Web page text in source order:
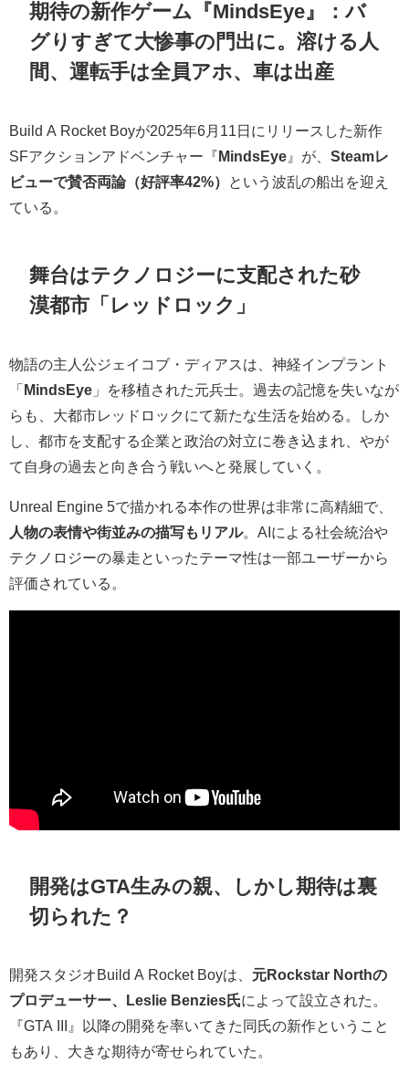
期待の新作ゲーム『MindsEye』：バ
グりすぎて大惨事の門出に。溶ける人
間、運転手は全員アホ、車は出産
Build A Rocket Boyが2025年6月11日にリリースした新作
SFアクションアドベンチャー『 MindsEye 』が、 Steamレ
ビューで賛否両論（好評率42%）
という波乱の船出を迎え
ている。
舞台はテクノロジーに支配された砂
漠都市「レッドロック」
物語の主人公ジェイコブ・ディアスは、神経インプラント
「 MindsEye 」を移植された元兵士。過去の記憶を失いなが
らも、大都市レッドロックにて新たな生活を始める。しか
し、都市を支配する企業と政治の対立に巻き込まれ、やが
て自身の過去と向き合う戦いへと発展していく。
Unreal Engine 5で描かれる本作の世界は非常に高精細で、
人物の表情や街並みの描写もリアル。AIによる社会統治や
テクノロジーの暴走といったテーマ性は一部ユーザーから
評価されている。
開発はGTA生みの親、しかし期待は裏
切られた？
開発スタジオBuild A Rocket Boyは、 元Rockstar Northの
プロデューサー、Leslie Benzies氏によって設立された。
『GTA III』以降の開発を率いてきた同氏の新作ということ
もあり、大きな期待が寄せられていた。